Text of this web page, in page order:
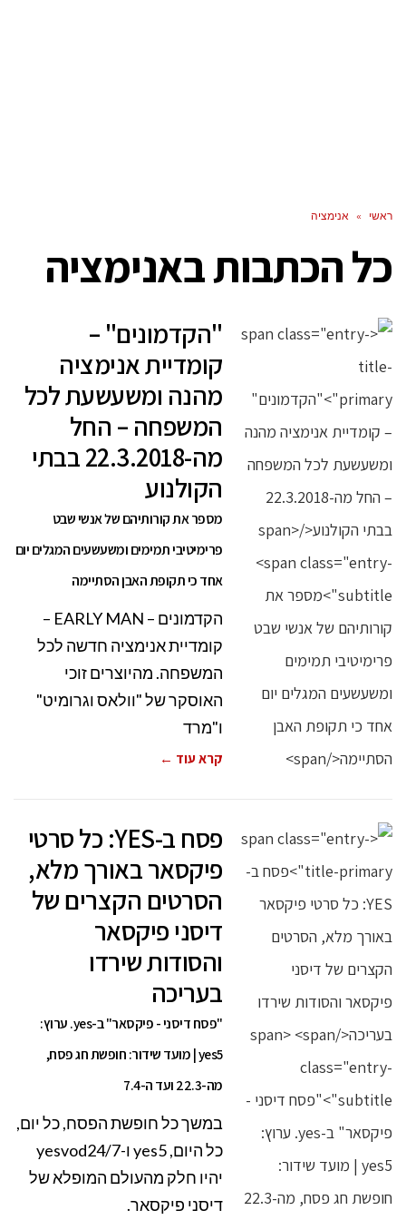
ראשי » אנימציה
כל הכתבות באנימציה
"הקדמונים" –
קומדיית אנימציה
מהנה ומשעשעת לכל
המשפחה – החל
מה-22.3.2018 בבתי
הקולנוע
מספר את קורותיהם של אנשי שבט
פרימיטיבי תמימים ומשעשעים המגלים יום
אחד כי תקופת האבן הסתיימה
הקדמונים – EARLY MAN –
קומדיית אנימציה חדשה לכל
המשפחה. מהיוצרים זוכי
האוסקר של "וולאס וגרומיט"
ו"מרד
קרא עוד ←
פסח ב-YES: כל סרטי
פיקסאר באורך מלא,
הסרטים הקצרים של
דיסני פיקסאר
והסודות שירדו
בעריכה
"פסח דיסני - פיקסאר" ב-yes. ערוץ:
yes5 | מועד שידור: חופשת חג פסח,
מה-22.3 ועד ה-7.4
במשך כל חופשת הפסח, כל יום,
כל היום, yes5 ו-yesvod24/7
יהיו חלק מהעולם המופלא של
דיסני פיקסאר.